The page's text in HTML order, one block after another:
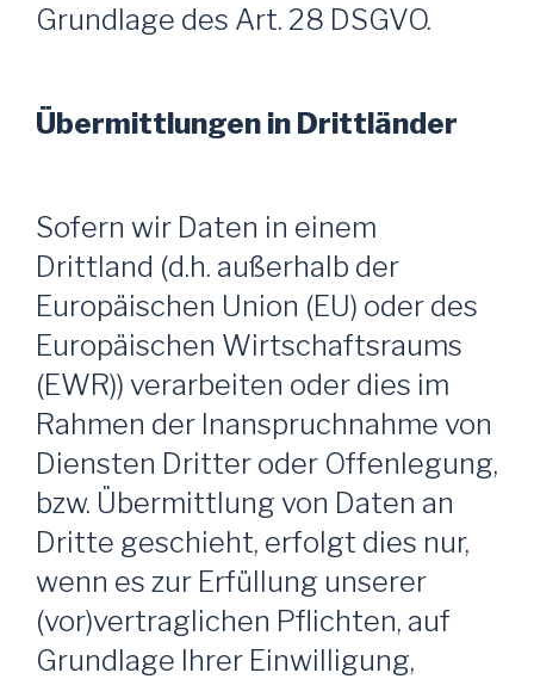
Grundlage des Art. 28 DSGVO.
Übermittlungen in Drittländer
Sofern wir Daten in einem
Drittland (d.h. außerhalb der
Europäischen Union (EU) oder des
Europäischen Wirtschaftsraums
(EWR)) verarbeiten oder dies im
Rahmen der Inanspruchnahme von
Diensten Dritter oder Offenlegung,
bzw. Übermittlung von Daten an
Dritte geschieht, erfolgt dies nur,
wenn es zur Erfüllung unserer
(vor)vertraglichen Pflichten, auf
Grundlage Ihrer Einwilligung,